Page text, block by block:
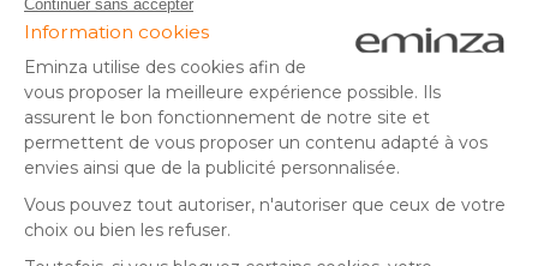
Suivez-nous sur :
© Copyright 2025 Eminza | Tous droits réservés |
ESPAÑA
ITALIE
FRA
* Vous disposez de 30 jours (à compter de la réception ou du